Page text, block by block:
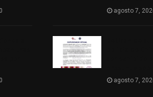
0
0
agosto 7,
agosto 7,